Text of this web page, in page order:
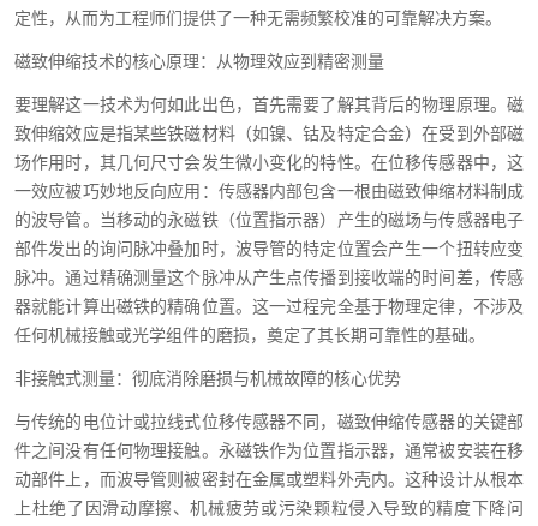
定性，从而为工程师们提供了一种无需频繁校准的可靠解决方案。
磁致伸缩技术的核心原理：从物理效应到精密测量
要理解这一技术为何如此出色，首先需要了解其背后的物理原理。磁
致伸缩效应是指某些铁磁材料（如镍、钴及特定合金）在受到外部磁
场作用时，其几何尺寸会发生微小变化的特性。在位移传感器中，这
一效应被巧妙地反向应用：传感器内部包含一根由磁致伸缩材料制成
的波导管。当移动的永磁铁（位置指示器）产生的磁场与传感器电子
部件发出的询问脉冲叠加时，波导管的特定位置会产生一个扭转应变
脉冲。通过精确测量这个脉冲从产生点传播到接收端的时间差，传感
器就能计算出磁铁的精确位置。这一过程完全基于物理定律，不涉及
任何机械接触或光学组件的磨损，奠定了其长期可靠性的基础。
非接触式测量：彻底消除磨损与机械故障的核心优势
与传统的电位计或拉线式位移传感器不同，磁致伸缩传感器的关键部
件之间没有任何物理接触。永磁铁作为位置指示器，通常被安装在移
动部件上，而波导管则被密封在金属或塑料外壳内。这种设计从根本
上杜绝了因滑动摩擦、机械疲劳或污染颗粒侵入导致的精度下降问